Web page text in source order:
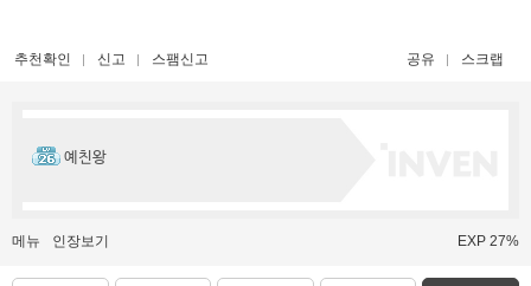
추천확인 신고 스팸신고 공유 스크랩
예친왕
메뉴 인장보기 EXP 27%